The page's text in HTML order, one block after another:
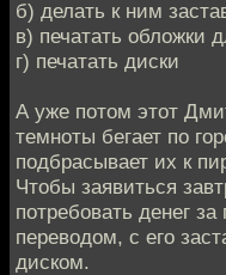
б) делать к ним
в) печатать обложки
г) печатать диски
А уже потом этот
темноты бегает по
подбрасывает их к
Чтобы заявиться
потребовать денег
переводом, с его
диском.